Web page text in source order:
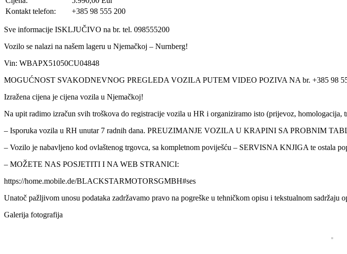
Kontakt telefon:
+385 98 555 200
Sve informacije ISKLJUČIVO na br. tel. 098555200
Vozilo se nalazi na našem lageru u Njemačkoj – Nurnberg!
Vin: WBAPX51050CU04848
MOGUĆNOST SVAKODNEVNOG PREGLEDA VOZILA PUTEM VIDEO POZIVA NA br. +385 98
Izražena cijena je cijena vozila u Njemačkoj!
Na upit radimo izračun svih troškova do registracije vozila u HR i organiziramo isto (prijevoz, homologacija,
– Isporuka vozila u RH unutar 7 radnih dana. PREUZIMANJE VOZILA U KRAPINI SA PROBNIM
– Vozilo je nabavljeno kod ovlaštenog trgovca, sa kompletnom poviješću – SERVISNA KNJIGA te ostala
– MOŽETE NAS POSJETITI I NA WEB STRANICI:
https://home.mobile.de/BLACKSTARMOTORSGMBH#ses
Unatoč pažljivom unosu podataka zadržavamo pravo na pogreške u tehničkom opisu i tekstualnom sadržaju
Galerija fotografija